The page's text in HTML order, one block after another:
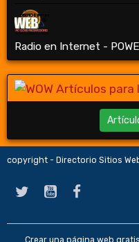
Radio en Internet -
copyright - Directorio Sitios